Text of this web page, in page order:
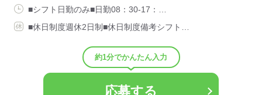
■シフト日勤のみ■日勤08：30-17：…
■休日制度週休2日制■休日制度備考シフト…
約1分でかんたん入力
応募する